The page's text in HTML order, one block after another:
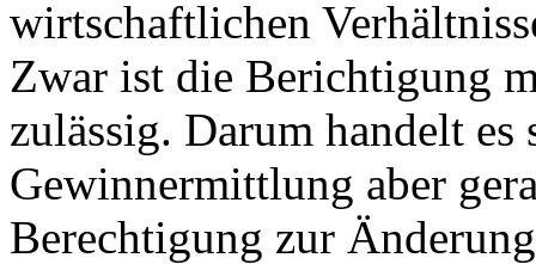
wirtschaftlichen
Zwar ist die Berichtigung
zulässig. Darum handelt
Gewinnermittlung aber
Berechtigung zur